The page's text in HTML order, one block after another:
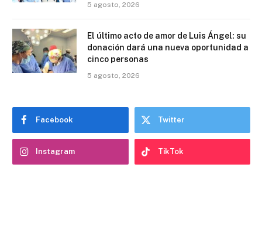
5 agosto, 2026
El último acto de amor de Luis Ángel: su
donación dará una nueva oportunidad a
cinco personas
5 agosto, 2026
Facebook Twitter
Instagram TikTok